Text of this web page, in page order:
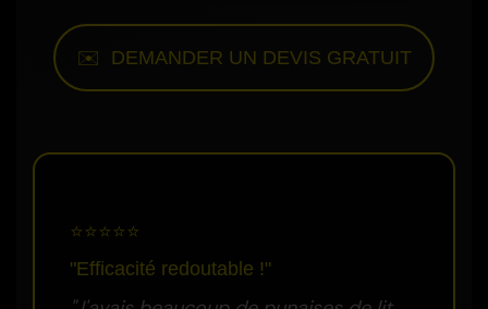
✉️ DEMANDER UN DEVIS GRATUIT
⭐⭐⭐⭐⭐
"Efficacité redoutable !"